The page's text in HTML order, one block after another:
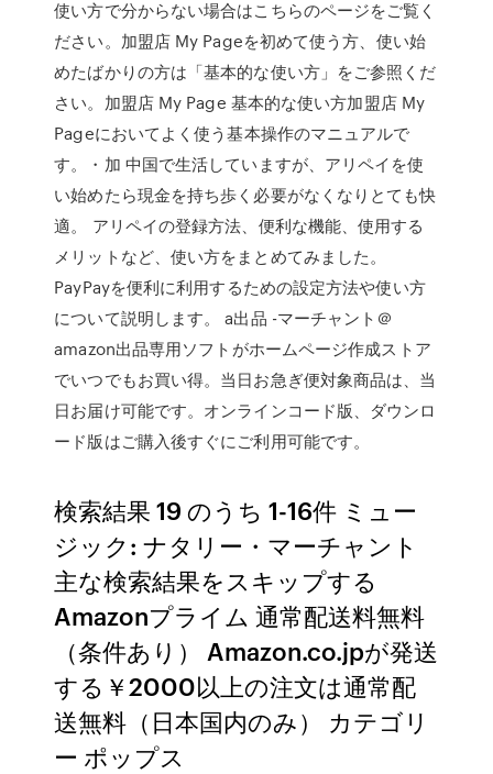
使い方で分からない場合はこちらのページをご覧く
ださい。加盟店 My Pageを初めて使う方、使い始
めたばかりの方は「基本的な使い方」をご参照くだ
さい。加盟店 My Page 基本的な使い方加盟店 My
Pageにおいてよく使う基本操作のマニュアルで
す。・加 中国で生活していますが、アリペイを使
い始めたら現金を持ち歩く必要がなくなりとても快
適。 アリペイの登録方法、便利な機能、使用する
メリットなど、使い方をまとめてみました。
PayPayを便利に利用するための設定方法や使い方
について説明します。 a出品 -マーチャント＠
amazon出品専用ソフトがホームページ作成ストア
でいつでもお買い得。当日お急ぎ便対象商品は、当
日お届け可能です。オンラインコード版、ダウンロ
ード版はご購入後すぐにご利用可能です。
検索結果 19 のうち 1-16件 ミュー
ジック: ナタリー・マーチャント
主な検索結果をスキップする
Amazonプライム 通常配送料無料
（条件あり） Amazon.co.jpが発送
する￥2000以上の注文は通常配
送無料（日本国内のみ） カテゴリ
ー ポップス